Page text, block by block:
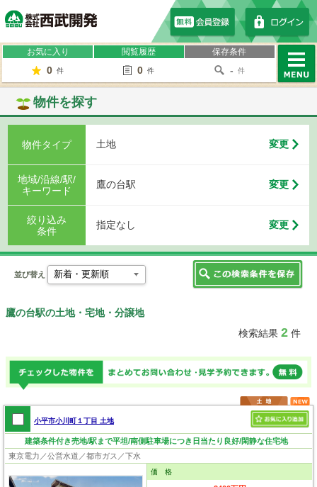
お気に入り
0 件
閲覧履歴
0 件
保存条件
- 件
物件を探す
物件タイプ 土地 変更
地域/沿線/駅/
キーワード
鷹の台駅 変更
絞り込み
条件
指定なし 変更
並び替え
鷹の台駅の土地・宅地・分譲地
検索結果 2件
小平市小川町１丁目 土地
建築条件付き売地/駅まで平坦/南側駐車場につき日当たり良好/閑静な住宅地
東京電力／公営水道／都市ガス／下水
価 格